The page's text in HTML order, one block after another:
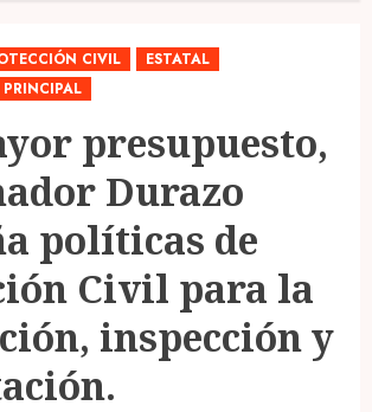
CIVIL
ESTATAL
PRINCIPAL
presupuesto,
Durazo
políticas de
Civil para la
inspección y